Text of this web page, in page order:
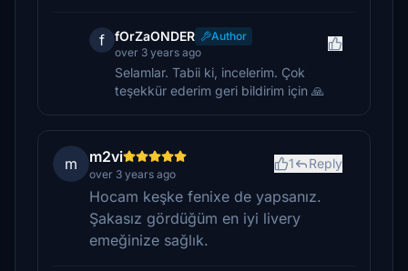
f fOrZaONDER
Author
over 3 years ago
Selamlar. Tabii ki, incelerim. Çok
teşekkür ederim geri bildirim için 🙏
m m2vi
over 3 years ago
1 Reply
Hocam keşke fenixe de yapsanız.
Şakasız gördüğüm en iyi livery
emeğinize sağlık.